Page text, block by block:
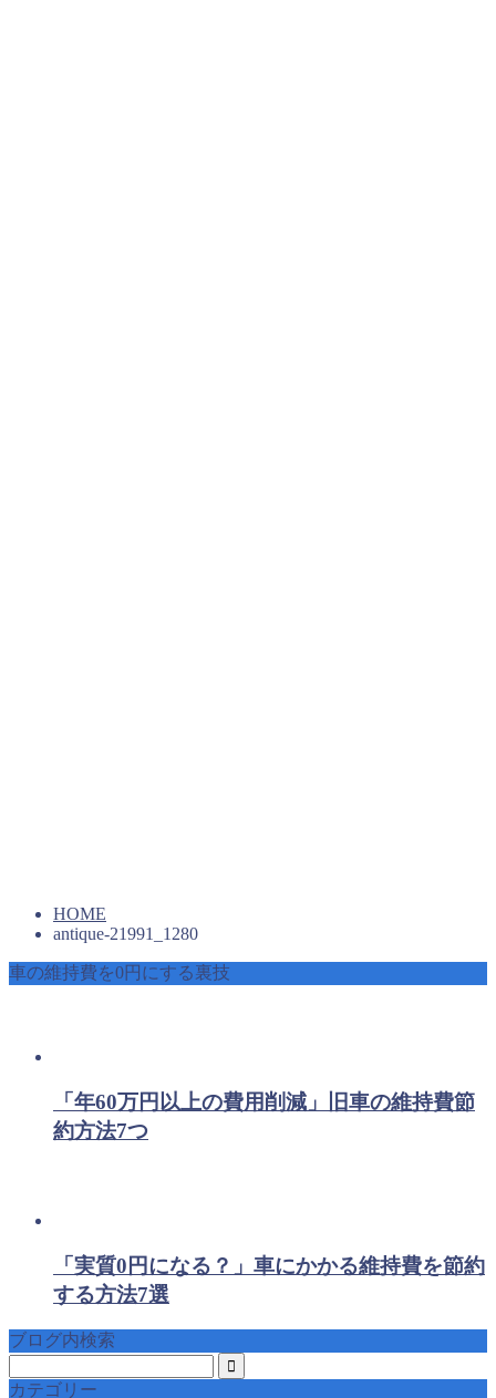
HOME
antique-21991_1280
車の維持費を0円にする裏技
「年60万円以上の費用削減」旧車の維持費節
約方法7つ
「実質0円になる？」車にかかる維持費を節約
する方法7選
ブログ内検索
カテゴリー